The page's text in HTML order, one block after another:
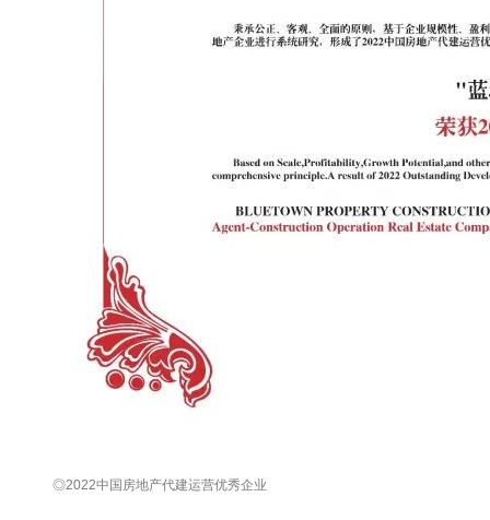
◎2022中国房地产代建运营优秀企业